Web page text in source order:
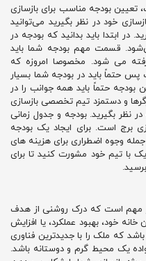
تعیین بودجه مناسب برای بازسازی
خود در نظر بگیرید می‌توانید
در ابتدا باید بدانید که بودجه در
قسمت مهم بودجه شما باید
می شود. مخصوصا امروزه که
پس حتماً باید در بودجه شما بسیار
بودجه حتماً باید همه جوانب را در
و دستمزد تیم تخصصی بازسازی
نظر بگیرید. بودجه و جدول زمانی
برج است. برای ایجاد یک بودجه
جمله وجوه اضطراری برای هزینه های
با تیم خود مشورت کنید تا برای
مهم است که درک روشنی از هدف
خود، بهبود عملکرد، یا افزایش
که ملک را با جدیدترین فناوری
یک محیط گرم و دوستانه باشد.